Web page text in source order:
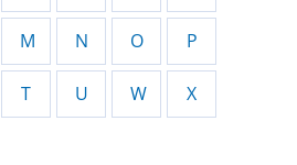
M N O P
T U W X